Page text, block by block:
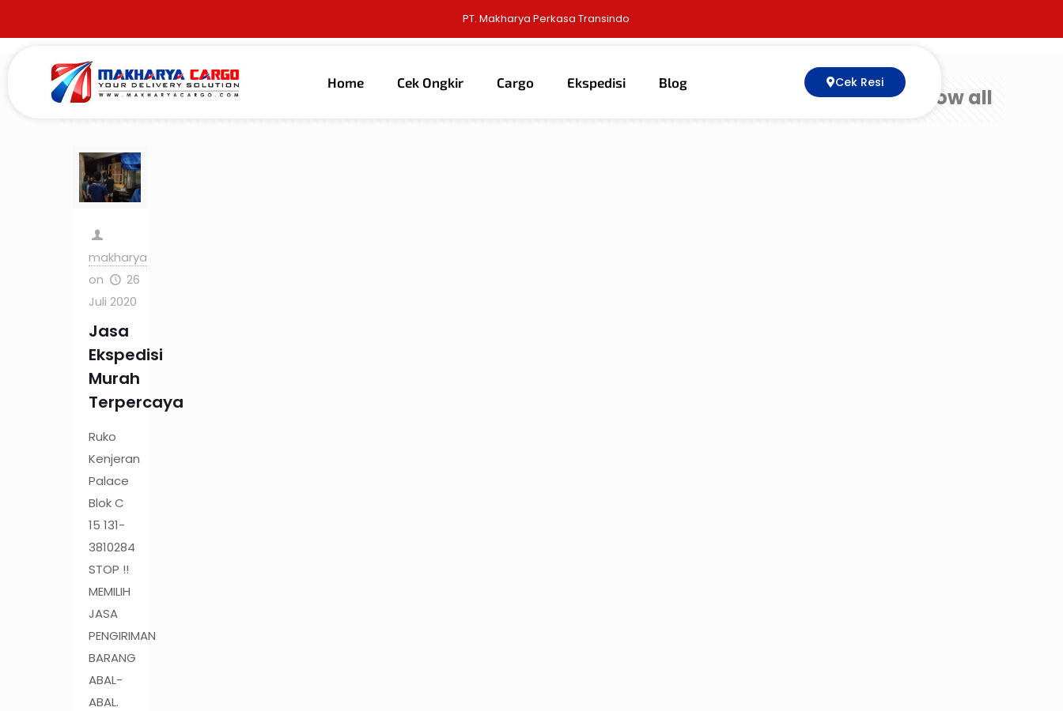
PT. Makharya Perkasa Transindo
Home Cek Ongkir Cargo Ekspedisi Blog Cek Resi
Filter by Categories Show all
makharya
on
26
Juli 2020
Jasa
Ekspedisi
Murah
Terpercaya
Ruko
Kenjeran
Palace
Blok C
15 131-
3810284
STOP !!
MEMILIH
JASA
PENGIRIMAN
BARANG
ABAL-
ABAL.